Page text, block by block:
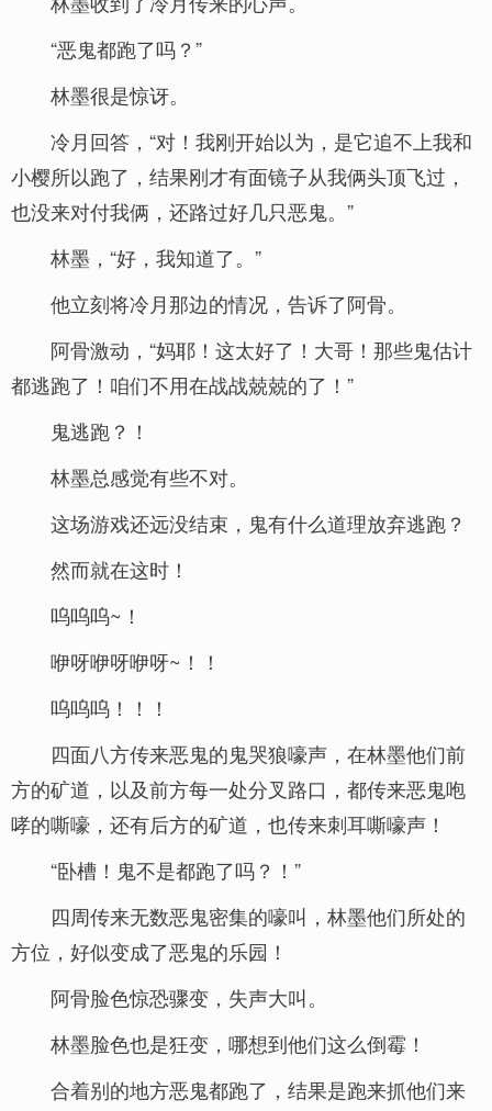
“恶鬼都跑了吗？”
林墨很是惊讶。
冷月回答，“对！我刚开始以为，是它追不上我和
小樱所以跑了，结果刚才有面镜子从我俩头顶飞过，
也没来对付我俩，还路过好几只恶鬼。”
林墨，“好，我知道了。”
他立刻将冷月那边的情况，告诉了阿骨。
阿骨激动，“妈耶！这太好了！大哥！那些鬼估计
都逃跑了！咱们不用在战战兢兢的了！”
鬼逃跑？！
林墨总感觉有些不对。
这场游戏还远没结束，鬼有什么道理放弃逃跑？
然而就在这时！
呜呜呜~！
咿呀咿呀咿呀~！！
呜呜呜！！！
四面八方传来恶鬼的鬼哭狼嚎声，在林墨他们前
方的矿道，以及前方每一处分叉路口，都传来恶鬼咆
哮的嘶嚎，还有后方的矿道，也传来刺耳嘶嚎声！
“卧槽！鬼不是都跑了吗？！”
四周传来无数恶鬼密集的嚎叫，林墨他们所处的
方位，好似变成了恶鬼的乐园！
阿骨脸色惊恐骤变，失声大叫。
林墨脸色也是狂变，哪想到他们这么倒霉！
合着别的地方恶鬼都跑了，结果是跑来抓他们来